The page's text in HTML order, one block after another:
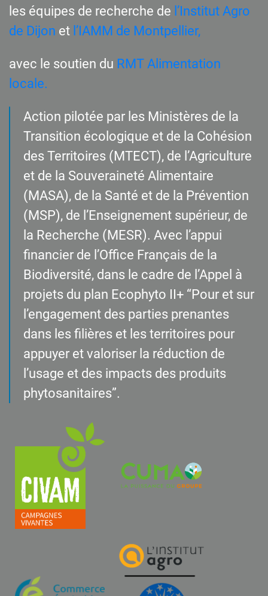
les équipes de recherche de l’Institut Agro
de Dijon et l’IAMM de Montpellier,
avec le soutien du RMT Alimentation
locale.
Action pilotée par les Ministères de la
Transition écologique et de la Cohésion
des Territoires (MTECT), de l’Agriculture
et de la Souveraineté Alimentaire
(MASA), de la Santé et de la Prévention
(MSP), de l’Enseignement supérieur, de
la Recherche (MESR). Avec l’appui
financier de l’Office Français de la
Biodiversité, dans le cadre de l’Appel à
projets du plan Ecophyto II+ “Pour et sur
l’engagement des parties prenantes
dans les filières et les territoires pour
appuyer et valoriser la réduction de
l’usage et des impacts des produits
phytosanitaires”.